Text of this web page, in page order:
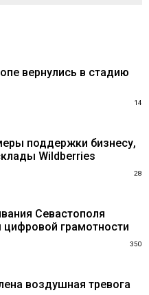
вернулись в стадию
14
поддержки бизнесу,
Wildberries
28
Севастополя
грамотности
350
воздушная тревога